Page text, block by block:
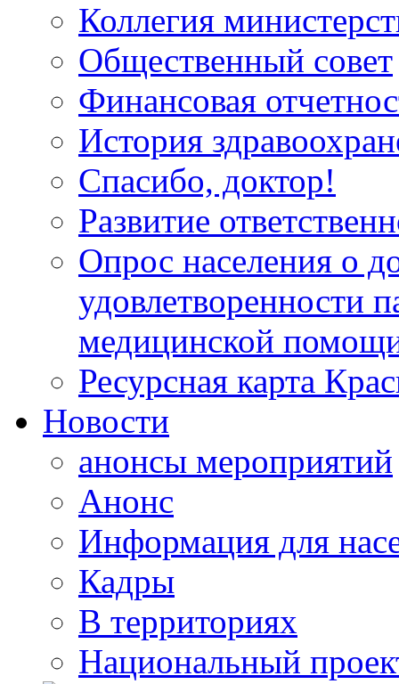
Коллегия
Общественный совет
Финансовая
История
Спасибо, доктор!
Развитие
Опрос населения о
удовлетворенности
медицинской
Ресурсная карта
Новости
анонсы мероприятий
Анонс
Информация для
Кадры
В территориях
Национальный